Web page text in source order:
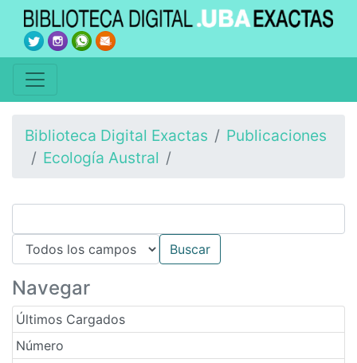
Biblioteca Digital Exactas
Publicaciones
Ecología Austral
Navegar
Últimos Cargados
Número